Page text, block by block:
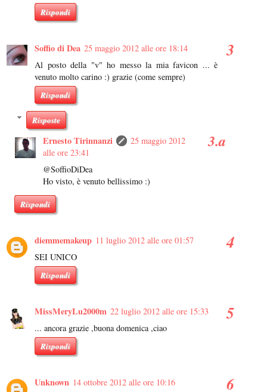
Rispondi
Soffio di Dea 25 maggio 2012 alle ore 18:14
Al posto della "v" ho messo la mia favicon ... è
venuto molto carino :) grazie (come sempre)
Rispondi
Risposte
Ernesto Tirinnanzi
25 maggio 2012
alle ore 23:41
@SoffioDiDea
Ho visto, è venuto bellissimo :)
Rispondi
diemmemakeup 11 luglio 2012 alle ore 01:57
SEI UNICO
Rispondi
MissMeryLu2000m 22 luglio 2012 alle ore 15:33
... ancora grazie ,buona domenica ,ciao
Rispondi
Unknown 14 ottobre 2012 alle ore 10:16